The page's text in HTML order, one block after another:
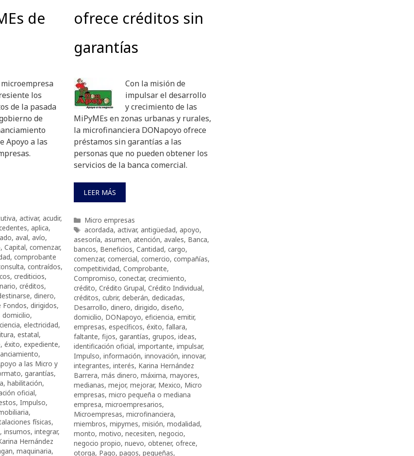
de
los
de la pasada
de
Apoyo a las
, activar, acudir,
, aplica,
, aval, avío,
, Capital, comenzar,
, comprobante
, contraídos,
, crediticios,
, créditos,
, dinero,
Fondos, dirigidos,
domicilio,
, electricidad,
, estatal,
, éxito, expediente,
,
a las Micro y
, garantías,
, habilitación,
oficial,
, Impulso,
,
físicas,
, insumos, integrar,
Hernández
, maquinaria,
ofrece créditos sin
garantías
Con la misión de
impulsar el desarrollo
y crecimiento de las
MiPyMEs en zonas urbanas y rurales,
la microfinanciera DONapoyo ofrece
préstamos sin garantías a las
personas que no pueden obtener los
servicios de la banca comercial.
LEER MÁS
Categorías
Micro empresas
Etiquetas
acordada, activar, antigüedad, apoyo,
asesoría, asumen, atención, avales, Banca,
bancos, Beneficios, Cantidad, cargo,
comenzar, comercial, comercio, compañías,
competitividad, Comprobante,
Compromiso, conectar, crecimiento,
crédito, Crédito Grupal, Crédito Individual,
créditos, cubrir, deberán, dedicadas,
Desarrollo, dinero, dirigido, diseño,
domicilio, DONapoyo, eficiencia, emitir,
empresas, específicos, éxito, fallara,
faltante, fijos, garantías, grupos, ideas,
identificación oficial, importante, impulsar,
Impulso, información, innovación, innovar,
integrantes, interés, Karina Hernández
Barrera, más dinero, máxima, mayores,
medianas, mejor, mejorar, Mexico, Micro
empresas, micro pequeña o mediana
empresa, microempresarios,
Microempresas, microfinanciera,
miembros, mipymes, misión, modalidad,
monto, motivo, necesiten, negocio,
negocio propio, nuevo, obtener, ofrece,
otorga, Pago, pagos, pequeñas,